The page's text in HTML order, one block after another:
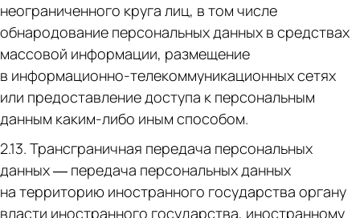
неограниченного круга лиц, в том числе
обнародование персональных данных в средствах
массовой информации, размещение
в информационно-телекоммуникационных сетях
или предоставление доступа к персональным
данным каким-либо иным способом.
2.13. Трансграничная передача персональных
данных — передача персональных данных
на территорию иностранного государства органу
власти иностранного государства, иностранному